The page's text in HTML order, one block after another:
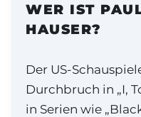
WER IST
HAUSER?
Der US-
Durchbruch in „I,
in Serien wie